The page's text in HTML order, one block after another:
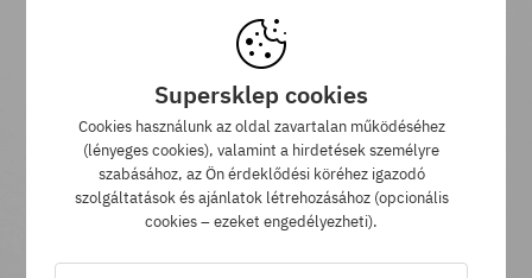
Supersklep cookies
Cookies használunk az oldal zavartalan működéséhez
(lényeges cookies), valamint a hirdetések személyre
szabásához, az Ön érdeklődési köréhez igazodó
szolgáltatások és ajánlatok létrehozásához (opcionális
cookies – ezeket engedélyezheti).